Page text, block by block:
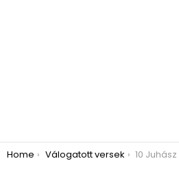
You are here:
Home Válogatott versek 10 Juhász Ferenc vers, amit